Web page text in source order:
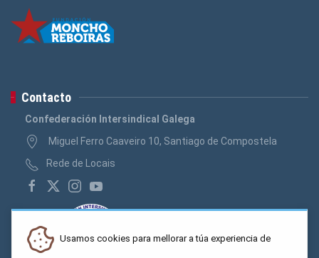
Contacto
Confederación Intersindical Galega
Miguel Ferro Caaveiro 10, Santiago de Compostela
Rede de Locais
Usamos cookies para mellorar a túa experiencia de